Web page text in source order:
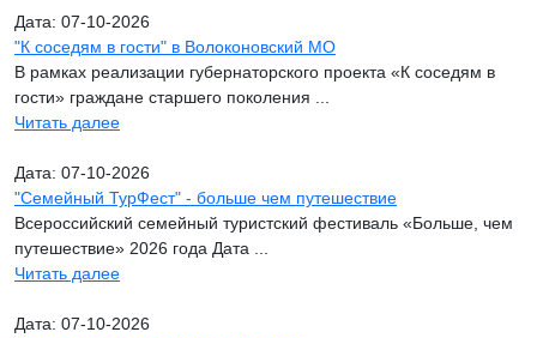
Дата: 07-10-2026
"К соседям в гости" в Волоконовский МО
В рамках реализации губернаторского проекта «К соседям в
гости» граждане старшего поколения ...
Читать далее
Дата: 07-10-2026
"Семейный ТурФест" - больше чем путешествие
Всероссийский семейный туристский фестиваль «Больше, чем
путешествие» 2026 года Дата ...
Читать далее
Дата: 07-10-2026